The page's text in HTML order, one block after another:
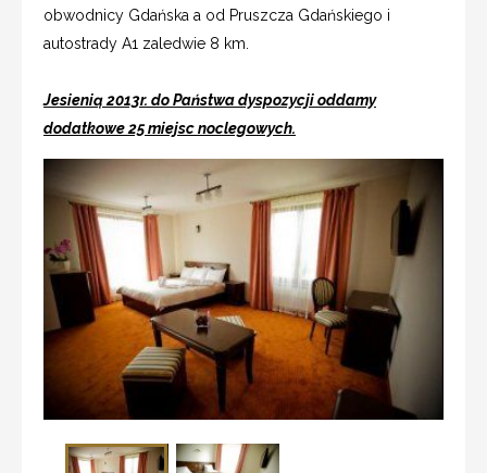
obwodnicy Gdańska a od Pruszcza Gdańskiego i
autostrady A1 zaledwie 8 km.
Jesienią 2013r. do Państwa dyspozycji oddamy
dodatkowe 25 miejsc noclegowych.